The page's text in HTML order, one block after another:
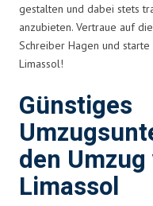
gestalten und dabei stets
anzubieten. Vertraue auf
Schreiber Hagen und
Limassol!
Günstiges
den
Limassol